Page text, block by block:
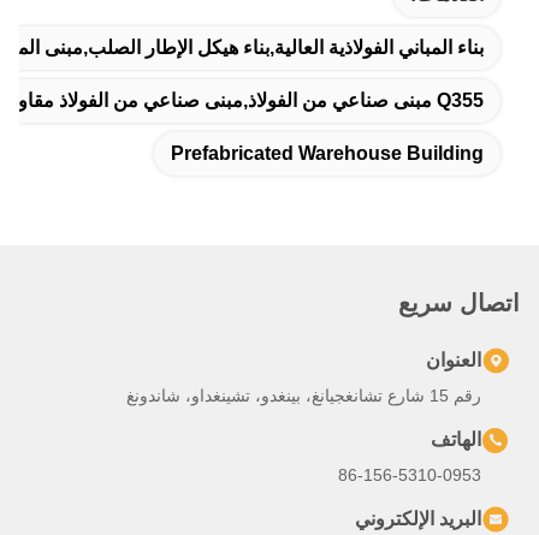
اتصال سريع
العنوان
رقم 15 شارع تشانغجيانغ، بينغدو، تشينغداو، شاندونغ
الهاتف
86-156-5310-0953